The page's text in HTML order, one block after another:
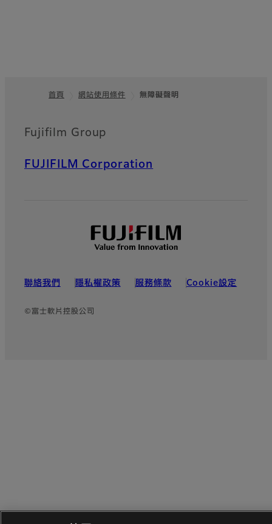
首頁 網站使用條件 無障礙聲明
Fujifilm Group
FUJIFILM Corporation
聯絡我們 隱私權政策 服務條款 Cookie設定
©富士軟片控股公司